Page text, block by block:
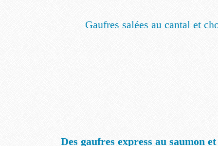
Gaufres salées au cantal et
Des gaufres express au saumon